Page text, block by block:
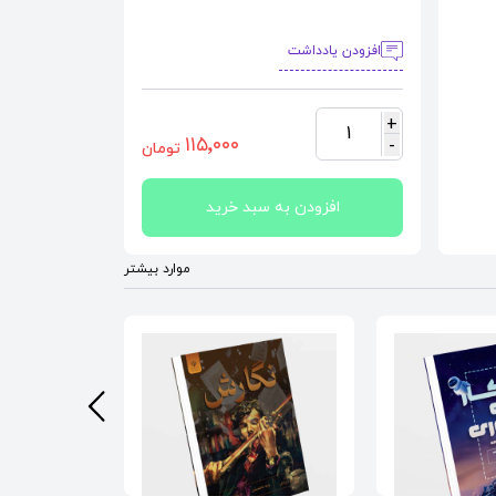
افزودن یادداشت
+
-
1 ١١٥٬٠٠٠ تومان
افزودن به سبد خرید
موارد بیشتر